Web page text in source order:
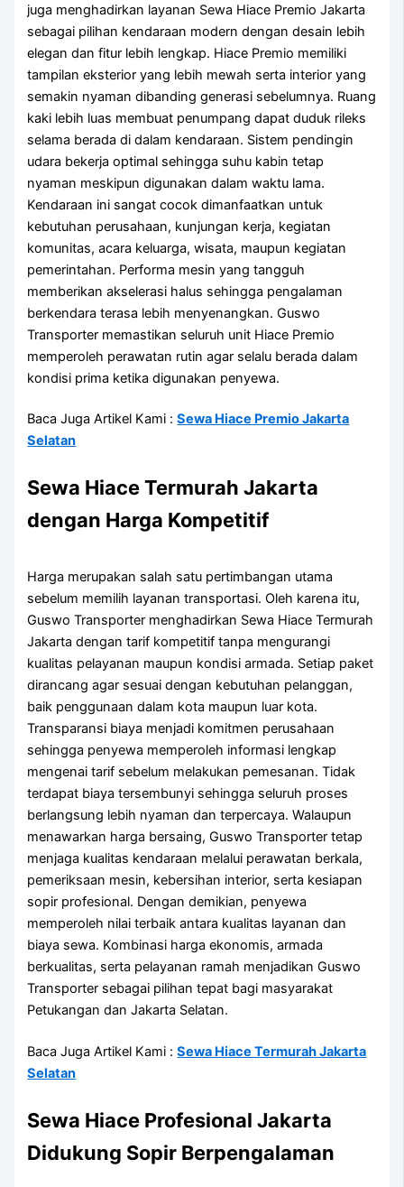
juga menghadirkan layanan Sewa Hiace Premio Jakarta
sebagai pilihan kendaraan modern dengan desain lebih
elegan dan fitur lebih lengkap. Hiace Premio memiliki
tampilan eksterior yang lebih mewah serta interior yang
semakin nyaman dibanding generasi sebelumnya. Ruang
kaki lebih luas membuat penumpang dapat duduk rileks
selama berada di dalam kendaraan. Sistem pendingin
udara bekerja optimal sehingga suhu kabin tetap
nyaman meskipun digunakan dalam waktu lama.
Kendaraan ini sangat cocok dimanfaatkan untuk
kebutuhan perusahaan, kunjungan kerja, kegiatan
komunitas, acara keluarga, wisata, maupun kegiatan
pemerintahan. Performa mesin yang tangguh
memberikan akselerasi halus sehingga pengalaman
berkendara terasa lebih menyenangkan. Guswo
Transporter memastikan seluruh unit Hiace Premio
memperoleh perawatan rutin agar selalu berada dalam
kondisi prima ketika digunakan penyewa.
Baca Juga Artikel Kami :Sewa Hiace Premio Jakarta
Selatan
Sewa Hiace Termurah Jakarta
dengan Harga Kompetitif
Harga merupakan salah satu pertimbangan utama
sebelum memilih layanan transportasi. Oleh karena itu,
Guswo Transporter menghadirkan Sewa Hiace Termurah
Jakarta dengan tarif kompetitif tanpa mengurangi
kualitas pelayanan maupun kondisi armada. Setiap paket
dirancang agar sesuai dengan kebutuhan pelanggan,
baik penggunaan dalam kota maupun luar kota.
Transparansi biaya menjadi komitmen perusahaan
sehingga penyewa memperoleh informasi lengkap
mengenai tarif sebelum melakukan pemesanan. Tidak
terdapat biaya tersembunyi sehingga seluruh proses
berlangsung lebih nyaman dan terpercaya. Walaupun
menawarkan harga bersaing, Guswo Transporter tetap
menjaga kualitas kendaraan melalui perawatan berkala,
pemeriksaan mesin, kebersihan interior, serta kesiapan
sopir profesional. Dengan demikian, penyewa
memperoleh nilai terbaik antara kualitas layanan dan
biaya sewa. Kombinasi harga ekonomis, armada
berkualitas, serta pelayanan ramah menjadikan Guswo
Transporter sebagai pilihan tepat bagi masyarakat
Petukangan dan Jakarta Selatan.
Baca Juga Artikel Kami :Sewa Hiace Termurah Jakarta
Selatan
Sewa Hiace Profesional Jakarta
Didukung Sopir Berpengalaman